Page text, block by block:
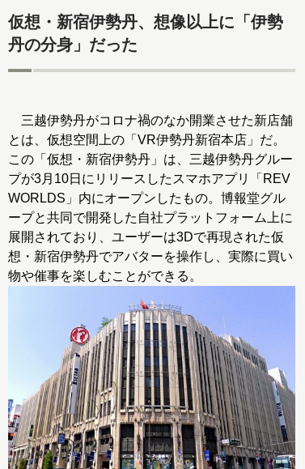
仮想・新宿伊勢丹、想像以上に「伊勢
丹の分身」だった
三越伊勢丹がコロナ禍のなか開業させた新店舗
とは、仮想空間上の「VR伊勢丹新宿本店」だ。
この「仮想・新宿伊勢丹」は、三越伊勢丹グルー
プが3月10日にリリースしたスマホアプリ「REV
WORLDS」内にオープンしたもの。博報堂グル
ープと共同で開発した自社プラットフォーム上に
展開されており、ユーザーは3Dで再現された仮
想・新宿伊勢丹でアバターを操作し、実際に買い